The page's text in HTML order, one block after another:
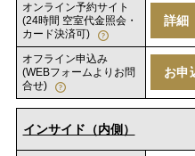
オンライン予約サイト
(24時間 空室代金照会・
カード決済可)
詳細
オフライン申込み
(WEBフォームよりお問
合せ)
お申
インサイド（内側）